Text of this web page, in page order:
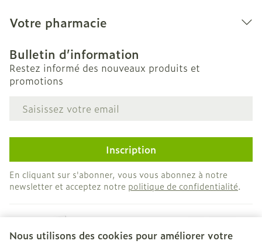
Nous utilisons des cookies pour améliorer votre
Votre pharmacie
Bulletin d’information
Restez informé des nouveaux produits et
promotions
Adresse mail
Inscription
En cliquant sur s'abonner, vous vous abonnez à notre
newsletter et acceptez notre politique de confidentialité.